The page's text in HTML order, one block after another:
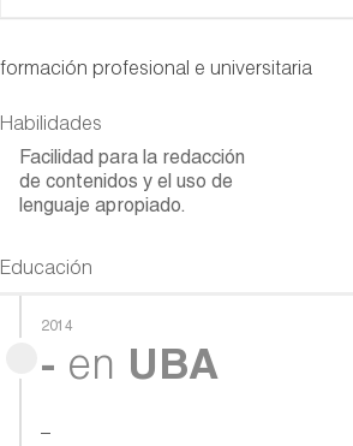
formación profesional e universitaria
Habilidades
Facilidad para la redacción
de contenidos y el uso de
lenguaje apropiado.
Educación
2014
- en UBA
–